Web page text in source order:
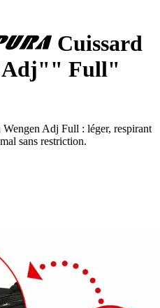
Cuissard
Full"
Adj Full : léger, respirant
sans restriction.